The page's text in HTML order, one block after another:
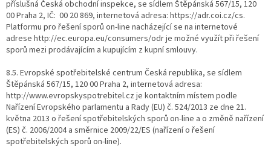
příslušná Česká obchodní inspekce, se sídlem Štěpánská 567/15, 120
00 Praha 2, IČ: 00 20 869, internetová adresa: https://adr.coi.cz/cs.
Platformu pro řešení sporů on-line nacházející se na internetové
adrese http://ec.europa.eu/consumers/odr je možné využít při řešení
sporů mezi prodávajícím a kupujícím z kupní smlouvy.
8.5. Evropské spotřebitelské centrum Česká republika, se sídlem
Štěpánská 567/15, 120 00 Praha 2, internetová adresa:
http://www.evropskyspotrebitel.cz je kontaktním místem podle
Nařízení Evropského parlamentu a Rady (EU) č. 524/2013 ze dne 21.
května 2013 o řešení spotřebitelských sporů on-line a o změně nařízení
(ES) č. 2006/2004 a směrnice 2009/22/ES (nařízení o řešení
spotřebitelských sporů on-line).